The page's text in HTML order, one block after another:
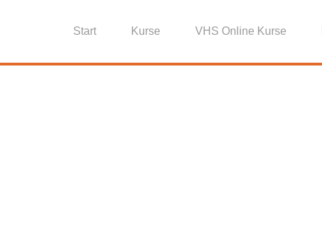
Start Kurse VHS Online Kurse